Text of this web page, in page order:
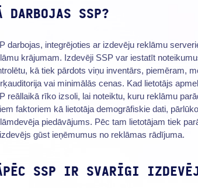
DARBOJAS SSP?
darbojas, integrējoties ar izdevēju reklāmu
krājumam. Izdevēji SSP var iestatīt
kā tiek pārdots viņu inventārs, piemēram,
vai minimālās cenas. Kad lietotājs
reāllaikā rīko izsoli, lai noteiktu, kuru reklāmu
faktoriem kā lietotāja demogrāfiskie dati,
piedāvājums. Pēc tam lietotājam tiek
gūst ieņēmumus no reklāmas rādījuma.
SSP IR SVARĪGI